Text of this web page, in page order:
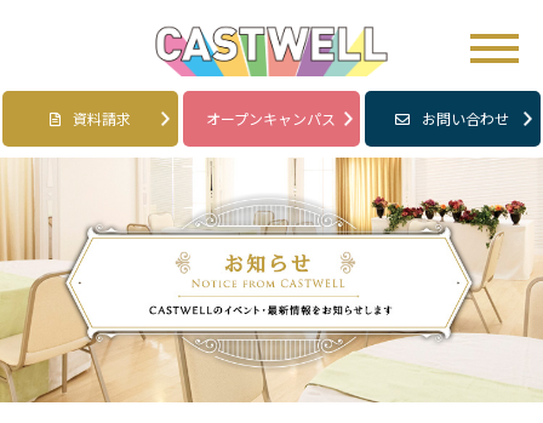
資料請求 オープンキャンパス お問い合わせ